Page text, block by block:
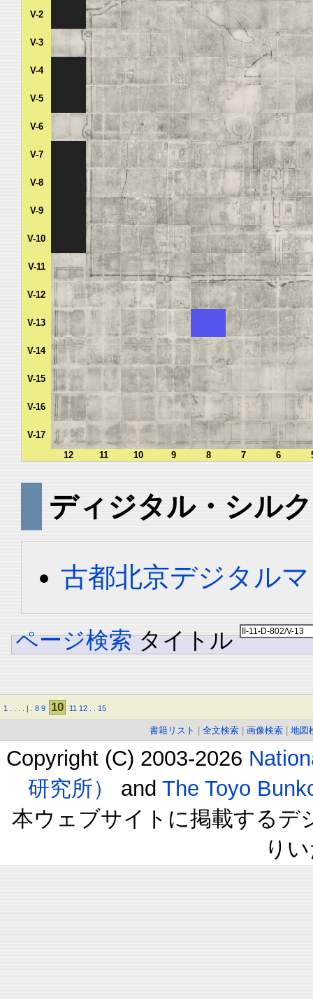
V-2
V-3
V-4
V-5
V-6
V-7
V-8
V-9
V-10
V-11
V-12
V-13
V-14
V-15
V-16
V-17
12
11 10 9 8 7 6
ディジタル・シル
古都北京デジタル
ページ検索 タイトル
1 | 8 9 10 11 12 15
書籍リスト 全文検索 画像検索 地図
Copyright (C) 2003-2026
研究所）
and The Toyo
本ウェブサイトに掲載するデ
り